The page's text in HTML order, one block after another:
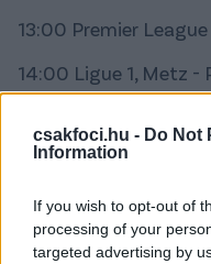
csakfoci.hu - Do Not
Information
If you wish to opt-out of
processing of your
targeted advertising by
13:00 Premier
14:00 Ligue 1, Metz -
17:40 Olasz
20:25 Olasz
Digi Sport 2